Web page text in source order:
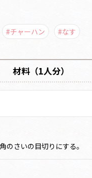
#チャーハン #なす
材料（1人分）
のさいの目切りにする。